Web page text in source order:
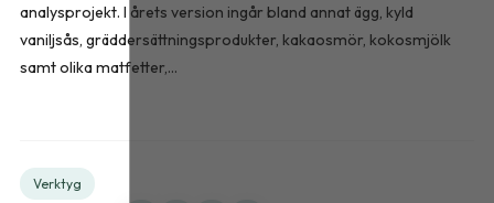
analysprojekt. I årets version ingår bland annat ägg, kyld
vaniljsås, gräddersättningsprodukter, kakaosmör, kokosmjölk
samt olika matfetter,...
Verktyg